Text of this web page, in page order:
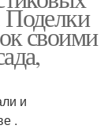
своими
и
.